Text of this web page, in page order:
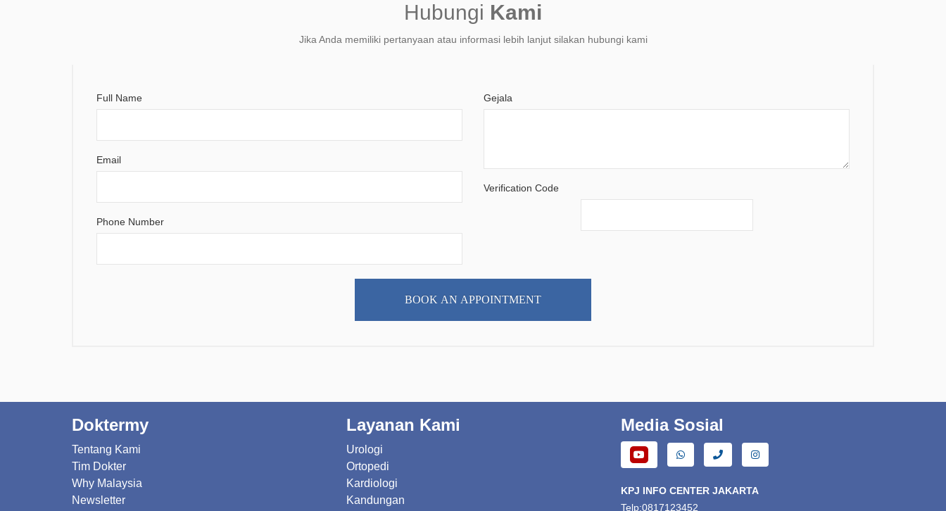
Hubungi Kami
Jika Anda memiliki pertanyaan atau informasi lebih lanjut silakan hubungi kami
Full Name
Email
Phone Number
Gejala
Verification Code
BOOK AN APPOINTMENT
Doktermy
Tentang Kami
Tim Dokter
Why Malaysia
Newsletter
Layanan Kami
Urologi
Ortopedi
Kardiologi
Kandungan
Media Sosial
KPJ INFO CENTER JAKARTA
Telp:0817123452